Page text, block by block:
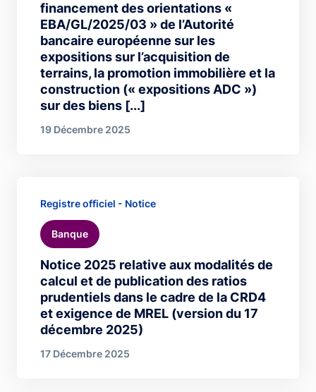
financement des orientations «
EBA/GL/2025/03 » de l’Autorité
bancaire européenne sur les
expositions sur l’acquisition de
terrains, la promotion immobilière et la
construction (« expositions ADC »)
sur des biens [...]
19 Décembre 2025
Notice 2025 relative aux modalités de
calcul et de publication des ratios
prudentiels dans le cadre de la CRD4
et exigence de MREL (version du 17
décembre 2025)
Registre officiel - Notice
Banque
17 Décembre 2025